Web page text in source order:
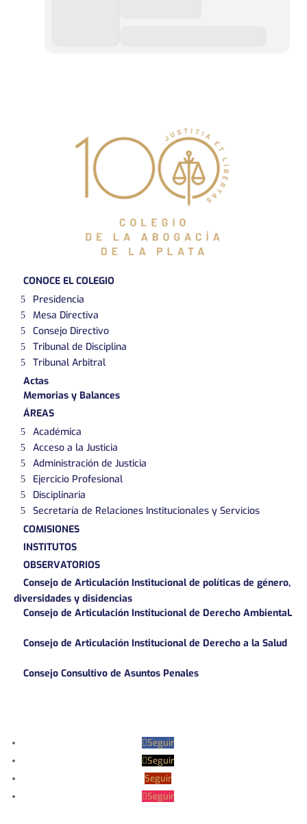
CONOCE EL COLEGIO
Presidencia
Mesa Directiva
Consejo Directivo
Tribunal de Disciplina
Tribunal Arbitral
Actas
Memorias y Balances
ÁREAS
Académica
Acceso a la Justicia
Administración de Justicia
Ejercicio Profesional
Disciplinaria
Secretaría de Relaciones Institucionales y Servicios
COMISIONES
INSTITUTOS
OBSERVATORIOS
Consejo de Articulación Institucional de políticas de género,
diversidades y disidencias
Consejo de Articulación Institucional de Derecho AmbientaL
Consejo de Articulación Institucional de Derecho a la Salud
Consejo Consultivo de Asuntos Penales
Seguir
Seguir
Seguir
Seguir